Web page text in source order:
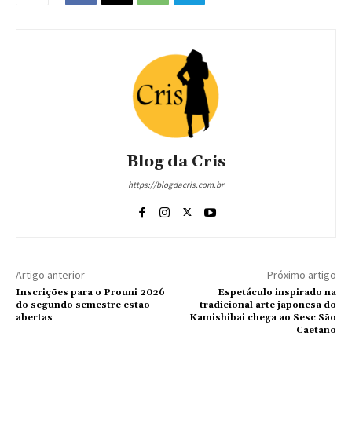
Blog da Cris
https://blogdacris.com.br
Artigo anterior
Inscrições para o Prouni 2026
do segundo semestre estão
abertas
Próximo artigo
Espetáculo inspirado na
tradicional arte japonesa do
Kamishibai chega ao Sesc São
Caetano